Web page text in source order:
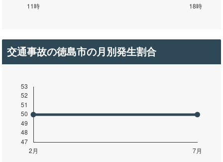
交通事故の徳島市の月別発生割合